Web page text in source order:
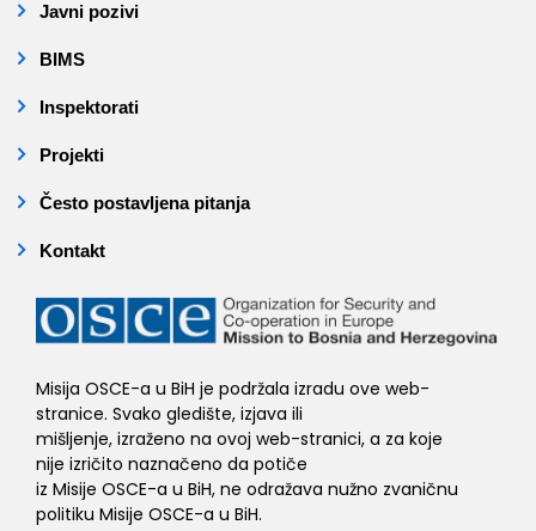
Javni pozivi
BIMS
Inspektorati
Projekti
Često postavljena pitanja
Kontakt
Misija OSCE-a u BiH je podržala izradu ove web-
stranice. Svako gledište, izjava ili
mišljenje, izraženo na ovoj web-stranici, a za koje
nije izričito naznačeno da potiče
iz Misije OSCE-a u BiH, ne odražava nužno zvaničnu
politiku Misije OSCE-a u BiH.